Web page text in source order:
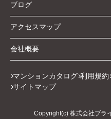
ブログ
アクセスマップ
会社概要
マンションカタログ 利用規約
サイトマップ
Copyright(c) 株式会社ブラ